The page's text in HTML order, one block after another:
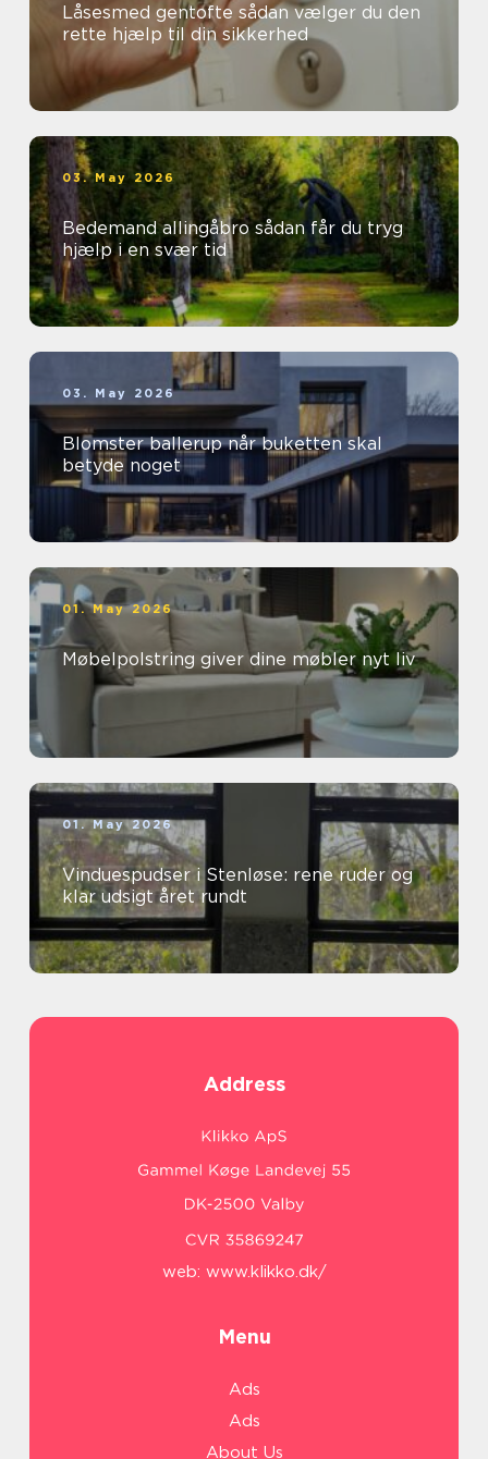
Låsesmed gentofte sådan vælger du den
rette hjælp til din sikkerhed
03. May 2026
Bedemand allingåbro sådan får du tryg
hjælp i en svær tid
03. May 2026
Blomster ballerup når buketten skal
betyde noget
01. May 2026
Møbelpolstring giver dine møbler nyt liv
01. May 2026
Vinduespudser i Stenløse: rene ruder og
klar udsigt året rundt
Address
web: www.klikko.dk/
Menu
Ads
Ads
About Us